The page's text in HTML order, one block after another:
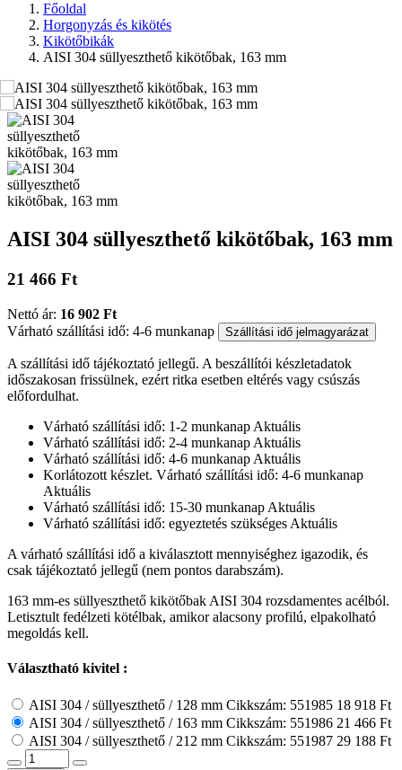
Főoldal
Horgonyzás és kikötés
Kikötőbikák
AISI 304 süllyeszthető kikötőbak, 163 mm
AISI 304 süllyeszthető kikötőbak, 163 mm
21 466 Ft
Nettó ár: 16 902 Ft
Várható szállítási idő: 4-6 munkanap
Szállítási idő jelmagyarázat
A szállítási idő tájékoztató jellegű. A beszállítói készletadatok
időszakosan frissülnek, ezért ritka esetben eltérés vagy csúszás
előfordulhat.
Várható szállítási idő: 1-2 munkanap Aktuális
Várható szállítási idő: 2-4 munkanap Aktuális
Várható szállítási idő: 4-6 munkanap Aktuális
Korlátozott készlet. Várható szállítási idő: 4-6 munkanap
Aktuális
Várható szállítási idő: 15-30 munkanap Aktuális
Várható szállítási idő: egyeztetés szükséges Aktuális
A várható szállítási idő a kiválasztott mennyiséghez igazodik, és
csak tájékoztató jellegű (nem pontos darabszám).
163 mm-es süllyeszthető kikötőbak AISI 304 rozsdamentes acélból.
Letisztult fedélzeti kötélbak, amikor alacsony profilú, elpakolható
megoldás kell.
Választható kivitel :
AISI 304 / süllyeszthető / 128 mm Cikkszám: 551985 18 918 Ft
AISI 304 / süllyeszthető / 163 mm Cikkszám: 551986 21 466 Ft
AISI 304 / süllyeszthető / 212 mm Cikkszám: 551987 29 188 Ft